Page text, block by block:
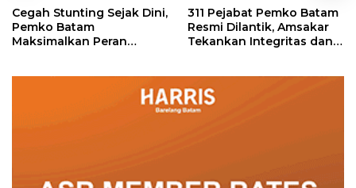
Cegah Stunting Sejak Dini,
Pemko Batam
Maksimalkan Peran
311 Pejabat Pemko Batam
Resmi Dilantik, Amsakar
Tekankan Integritas dan